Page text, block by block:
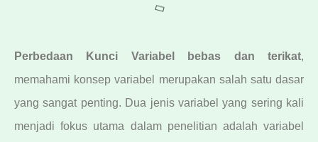
Perbedaan Kunci Variabel bebas dan terikat,
memahami konsep variabel merupakan salah satu dasar
yang sangat penting. Dua jenis variabel yang sering kali
menjadi fokus utama dalam penelitian adalah variabel